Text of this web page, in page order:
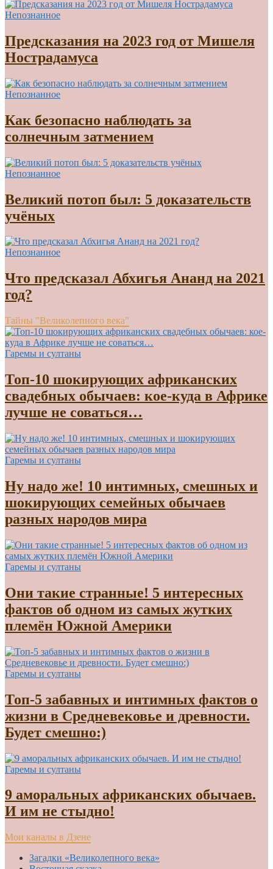
Непознанное
Предсказания на 2023 год от Мишеля
Нострадамуса
Непознанное
Как безопасно наблюдать за
солнечным затмением
Непознанное
Великий потоп был: 5 доказательств
учёных
Непознанное
Что предсказал Абхигья Ананд на 2021
год?
Тайны "Великолепного века"
Гаремы и султаны
Топ-10 шокирующих африканских
свадебных обычаев: кое-куда в Африке
лучше не соваться…
Гаремы и султаны
Ну надо же! 10 интимных, смешных и
шокирующих семейных обычаев
разных народов мира
Гаремы и султаны
Они такие странные! 5 интересных
фактов об одном из самых жутких
племён Южной Америки
Гаремы и султаны
Топ-5 забавных и интимных фактов о
жизни в Средневековье и древности.
Будет смешно:)
Гаремы и султаны
9 аморальных африканских обычаев.
И им не стыдно!
Мои каналы в Дзене
Загадки «Великолепного века»